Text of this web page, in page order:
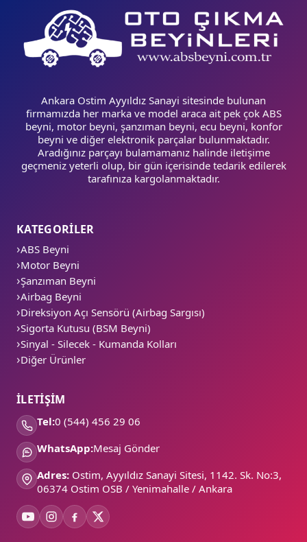
Ankara Ostim Ayyıldız Sanayi sitesinde bulunan
firmamızda her marka ve model araca ait pek çok ABS
beyni, motor beyni, şanzıman beyni, ecu beyni, konfor
beyni ve diğer elektronik parçalar bulunmaktadır.
Aradığınız parçayı bulamamanız halinde iletişime
geçmeniz yeterli olup, bir gün içerisinde tedarik edilerek
tarafınıza kargolanmaktadır.
KATEGORİLER
ABS Beyni
Motor Beyni
Şanzıman Beyni
Airbag Beyni
Direksiyon Açı Sensörü (Airbag Sargısı)
Sigorta Kutusu (BSM Beyni)
Sinyal - Silecek - Kumanda Kolları
Diğer Ürünler
İLETİŞİM
Tel:0 (544) 456 29 06
WhatsApp:Mesaj Gönder
Adres: Ostim, Ayyıldız Sanayi Sitesi, 1142. Sk. No:3,
06374 Ostim OSB / Yenimahalle / Ankara